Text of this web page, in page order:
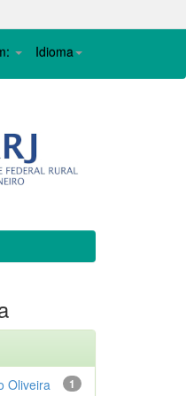
Idioma
1
Oliveira